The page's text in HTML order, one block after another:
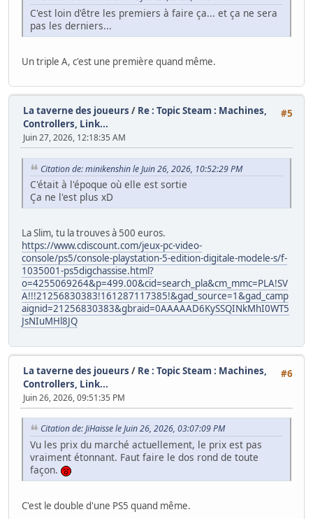
C'est loin d'être les premiers à faire ça... et ça ne sera
pas les derniers...
Un triple A, c'est une première quand même.
#5
La taverne des joueurs / Re : Topic Steam : Machines,
Controllers, Link...
Juin 27, 2026, 12:18:35 AM
Citation de: minikenshin le Juin 26, 2026, 10:52:29 PM
C'était à l'époque où elle est sortie
Ça ne l'est plus xD
La Slim, tu la trouves à 500 euros.
https://www.cdiscount.com/jeux-pc-video-
console/ps5/console-playstation-5-edition-digitale-modele-s/f-
1035001-ps5digchassise.html?
o=4255069264&p=499.00&cid=search_pla&cm_mmc=PLA!SV
A!!!21256830383!161287117385!&gad_source=1&gad_camp
aignid=21256830383&gbraid=0AAAAAD6KySSQINkMhI0WT5
JsNIuMHl8JQ
#6
La taverne des joueurs / Re : Topic Steam : Machines,
Controllers, Link...
Juin 26, 2026, 09:51:35 PM
Citation de: JiHaisse le Juin 26, 2026, 03:07:09 PM
Vu les prix du marché actuellement, le prix est pas
vraiment étonnant. Faut faire le dos rond de toute
façon.
C'est le double d'une PS5 quand même.